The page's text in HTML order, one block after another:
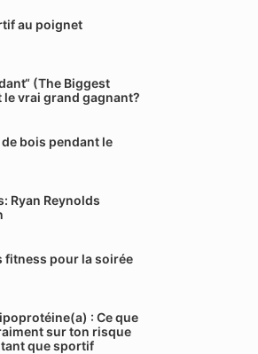
au poignet
(The Biggest
le vrai grand gagnant?
bois pendant le
Ryan Reynolds
fitness pour la soirée
: Ce que
sur ton risque
que sportif